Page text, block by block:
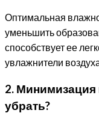
Оптимальная
уменьшить
способствует ее
увлажнители
2. Минимизация
убрать?